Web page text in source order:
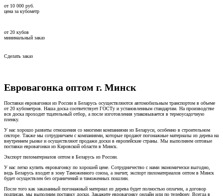
от 10 000 руб.
цена за кубометр
от20 кубов
минимальный заказ
Сделать заказ
Евровагонка оптом г. Минск
Поставки евровагонки из России в Беларусь осуществляются автомобильным транспортом в объеме
от 20 кубометров. Наша доска соответствует ГОСТу и установленным стандартам. На производстве
вся доска проходит тщательный отбор, а после изготовления упаковывается в термоусадочную
пленку.
У нас хорошо развиты отношения со многими компаниями из Беларуси, особенно в строительном
секторе. Также мы сотрудничаем с компаниями, которые продают погонажные материалы из дерева на
внутреннем рынке и осуществляют продажи доски в европейские страны. Мы выполняем оптовые
поставки евровагонки из Кировской области в Минск.
Экспорт пиломатериалов оптом в Беларусь из России.
У нас легко купить евровагонку по хорошей цене. Сотрудничество с нами экономически выгодно,
ведь Беларусь входит в зону Таможенного союза, а значит, экспорт пиломатериалов оптом в Минск
будет осуществлен без ограничений и таможенных пошлин.
После того как заказанный погонажный материал из дерева будет полностью оплачен, а договор
подписан, мы выполним поставку доски. Закажите евровагонку онлайн или по телефону. Всегда в